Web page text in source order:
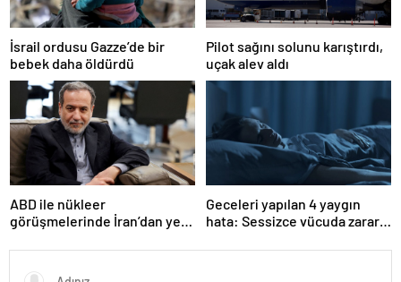
İsrail ordusu Gazze’de bir
bebek daha öldürdü
Pilot sağını solunu karıştırdı,
uçak alev aldı
ABD ile nükleer
görüşmelerinde İran’dan yeni
Geceleri yapılan 4 yaygın
hata: Sessizce vücuda zarar